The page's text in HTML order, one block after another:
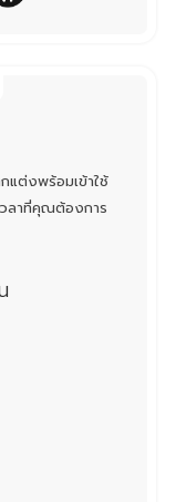
ต่งพร้อมเข้าใช้
วลาที่คุณต้องการ